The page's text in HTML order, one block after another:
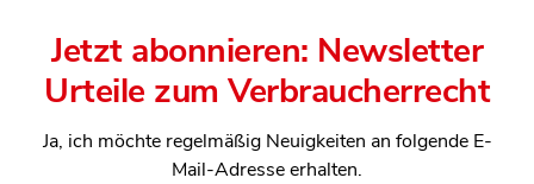
Jetzt abonnieren: Newsletter
Urteile zum Verbraucherrecht
Ja, ich möchte regelmäßig Neuigkeiten an folgende E-
Mail-Adresse erhalten.